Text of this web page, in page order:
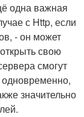
одна важная
с Http, если
- он может
свою
смогут
значительно